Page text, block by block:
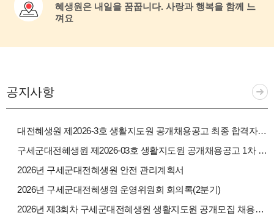
혜생원은 내일을 꿈꿉니다. 사랑과 행복을 함께 느
껴요
공지사항
대전혜생원 제2026-3호 생활지도원 공개채용공고 최종 합격자 발표
구세군대전혜생원 제2026-03호 생활지도원 공개채용공고 1차 서류전형 합격자 발표
2026년 구세군대전혜생원 안전 관리계획서
2026년 구세군대전혜생원 운영위원회 회의록(2분기)
2026년 제3회차 구세군대전혜생원 생활지도원 공개모집 채용공고